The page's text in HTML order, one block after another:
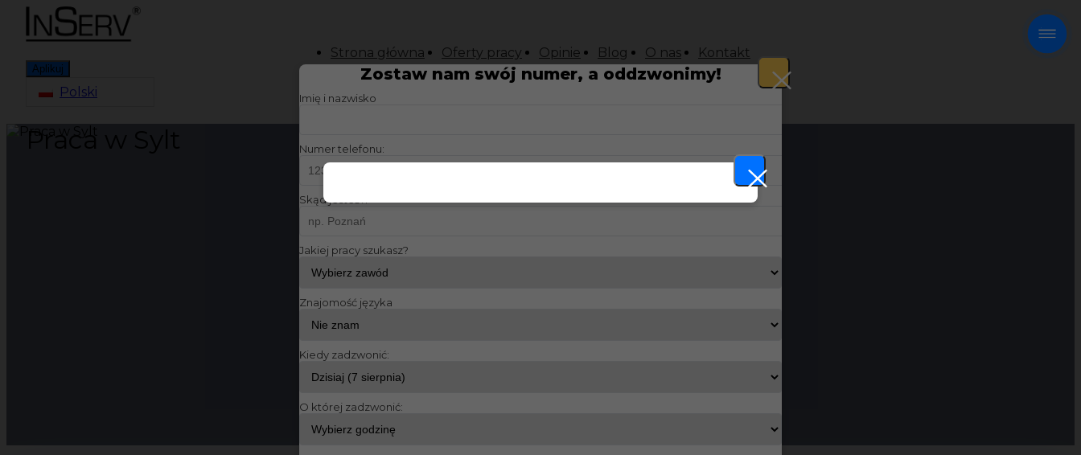
Strona główna Oferty pracy Opinie Blog O nas Kontakt
Aplikuj
Polski
Zostaw nam swój numer, a oddzwonimy!
Imię i nazwisko
Numer telefonu:
Skąd jesteś?:
Jakiej pracy szukasz?
Znajomość języka
Kiedy zadzwonić:
O której zadzwonić: